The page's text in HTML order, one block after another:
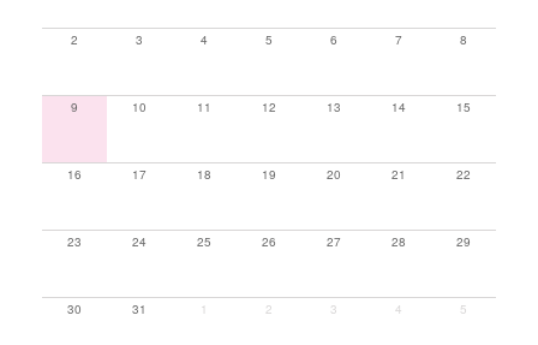
2 3 4 5 6 7 8
9 10 11 12 13 14 15
16 17 18 19 20 21 22
23 24 25 26 27 28 29
30 31 1 2 3 4 5